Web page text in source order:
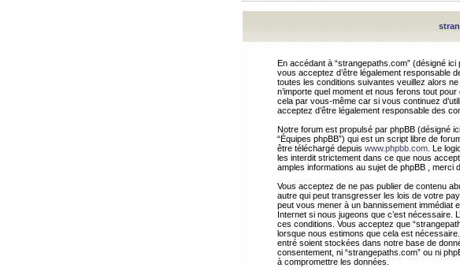
En accédant à “strangepaths.com” (désigné ici
vous acceptez d’être légalement responsable
toutes les conditions suivantes veuillez alors
n’importe quel moment et nous ferons tout
cela par vous-même car si vous continuez
acceptez d’être légalement responsable des
Notre forum est propulsé par phpBB (désigné ici
“Équipes phpBB”) qui est un script libre de
être téléchargé depuis www.phpbb.com . Le
les interdit strictement dans ce que nous
amples informations au sujet de phpBB , merci
Vous acceptez de ne pas publier de contenu
autre qui peut transgresser les lois de votre
peut vous mener à un bannissement immédiat
Internet si nous jugeons que c’est nécessaire.
ces conditions. Vous acceptez que
lorsque nous estimons que cela est
entré soient stockées dans notre base de
consentement, ni “strangepaths.com” ou ni
à compromettre les données.